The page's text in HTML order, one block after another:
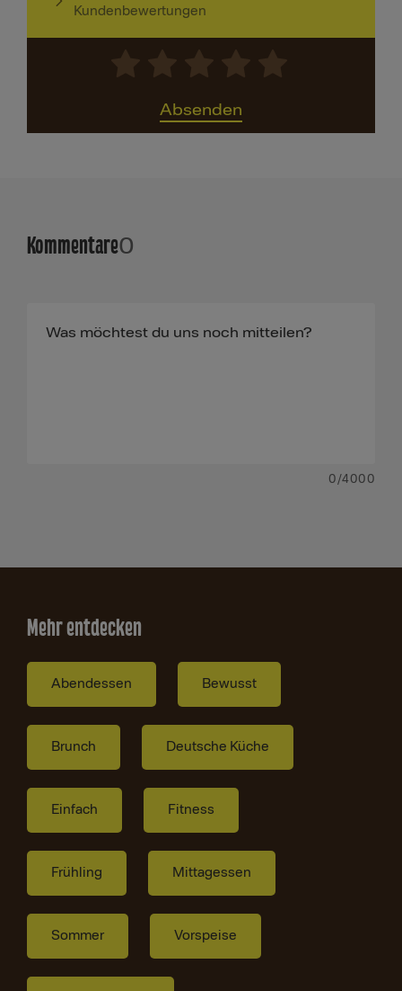
Kundenbewertungen
Absenden
Kommentare0
0 /4000
Mehr entdecken
Abendessen Bewusst
Brunch Deutsche Küche
Einfach Fitness
Frühling Mittagessen
Sommer Vorspeise